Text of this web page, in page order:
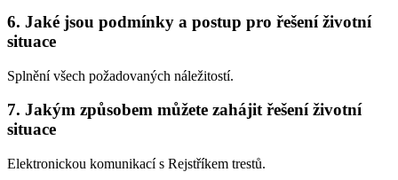
6. Jaké jsou podmínky a postup pro řešení životní
situace
Splnění všech požadovaných náležitostí.
7. Jakým způsobem můžete zahájit řešení životní
situace
Elektronickou komunikací s Rejstříkem trestů.